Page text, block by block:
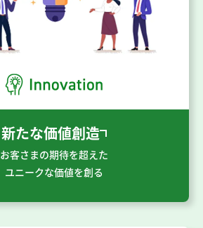
新たな価値創造
お客さまの期待を超えた
ユニークな価値を創る